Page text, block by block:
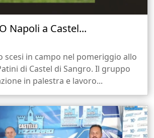
Napoli a Castel...
scesi in campo nel pomeriggio allo
di Castel di Sangro. Il gruppo
in palestra e lavoro...